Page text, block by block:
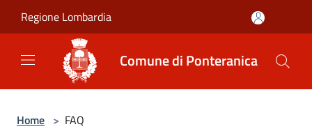
Regione Lombardia
Comune di Ponteranica
Home > FAQ